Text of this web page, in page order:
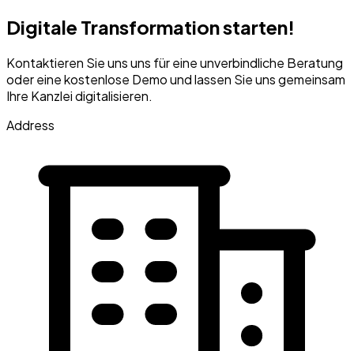
Digitale Transformation starten!
Kontaktieren Sie uns uns für eine unverbindliche Beratung
oder eine kostenlose Demo und lassen Sie uns gemeinsam
Ihre Kanzlei digitalisieren.
Address